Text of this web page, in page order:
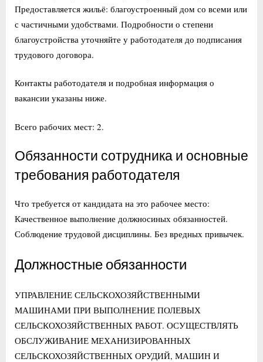
Предоставляется жильё: благоустроенный дом со всеми или
с частичными удобствами. Подробности о степени
благоустройства уточняйте у работодателя до подписания
трудового договора.
Контакты работодателя и подробная информация о
вакансии указаны ниже.
Всего рабочих мест: 2.
Обязанности сотрудника и основные
требования работодателя
Что требуется от кандидата на это рабочее место:
Качественное выполнение должносиных обязанностей.
Соблюдение трудовой дисциплины. Без вредных привычек.
Должностные обязанности
УПРАВЛЕНИЕ СЕЛЬСКОХОЗЯЙСТВЕННЫМИ
МАШИНАМИ ПРИ ВЫПОЛНЕНИЕ ПОЛЕВЫХ
СЕЛЬСКОХОЗЯЙСТВЕННЫХ РАБОТ. ОСУЩЕСТВЛЯТЬ
ОБСЛУЖИВАНИЕ МЕХАНИЗИРОВАННЫХ
СЕЛЬСКОХОЗЯЙСТВЕННЫХ ОРУДИЙ, МАШИН И